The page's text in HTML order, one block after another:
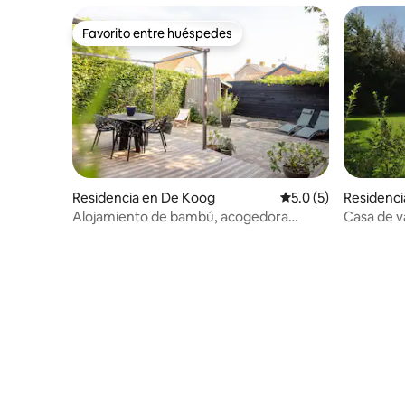
Favorito entre huéspedes
Favorito entre huéspedes
Residencia en De Koog Calificación
5.0 (5)
Alojamiento de bambú, acogedora
Casa de